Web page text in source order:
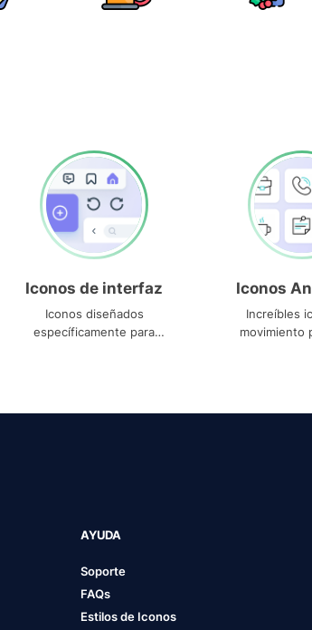
Iconos de interfaz
Iconos diseñados
específicamente para
Iconos
Increíbles
movimiento
AYUDA
Soporte
FAQs
Estilos de Iconos